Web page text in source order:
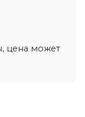
цена может